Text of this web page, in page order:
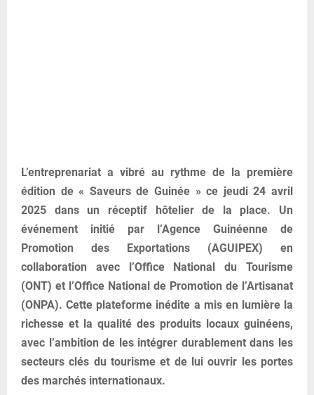
L’entreprenariat a vibré au rythme de la première
édition de « Saveurs de Guinée » ce jeudi 24 avril
2025 dans un réceptif hôtelier de la place. Un
événement initié par l’Agence Guinéenne de
Promotion des Exportations (AGUIPEX) en
collaboration avec l’Office National du Tourisme
(ONT) et l’Office National de Promotion de l’Artisanat
(ONPA). Cette plateforme inédite a mis en lumière la
richesse et la qualité des produits locaux guinéens,
avec l’ambition de les intégrer durablement dans les
secteurs clés du tourisme et de lui ouvrir les portes
des marchés internationaux.